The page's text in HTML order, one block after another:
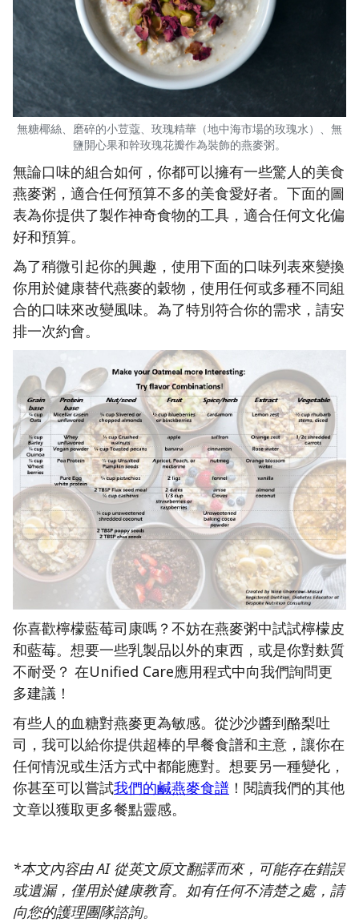
無糖椰絲、磨碎的小荳蔻、玫瑰精華（地中海市場的玫瑰水）、無
鹽開心果和幹玫瑰花瓣作為裝飾的燕麥粥。
無論口味的組合如何，你都可以擁有一些驚人的美食
燕麥粥，適合任何預算不多的美食愛好者。下面的圖
表為你提供了製作神奇食物的工具，適合任何文化偏
好和預算。
為了稍微引起你的興趣，使用下面的口味列表來變換
你用於健康替代燕麥的穀物，使用任何或多種不同組
合的口味來改變風味。為了特別符合你的需求，請安
排一次約會。
你喜歡檸檬藍莓司康嗎？不妨在燕麥粥中試試檸檬皮
和藍莓。想要一些乳製品以外的東西，或是你對麩質
不耐受？ 在Unified Care應用程式中向我們詢問更
多建議！
有些人的血糖對燕麥更為敏感。從沙沙醬到酪梨吐
司，我可以給你提供超棒的早餐食譜和主意，讓你在
任何情況或生活方式中都能應對。想要另一種變化，
你甚至可以嘗試我們的鹹燕麥食譜 ！閱讀我們的其他
文章以獲取更多餐點靈感。
*本文內容由 AI 從英文原文翻譯而來，可能存在錯誤
或遺漏，僅用於健康教育。如有任何不清楚之處，請
向您的護理團隊諮詢。